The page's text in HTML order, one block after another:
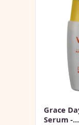
Grace
Serum -...